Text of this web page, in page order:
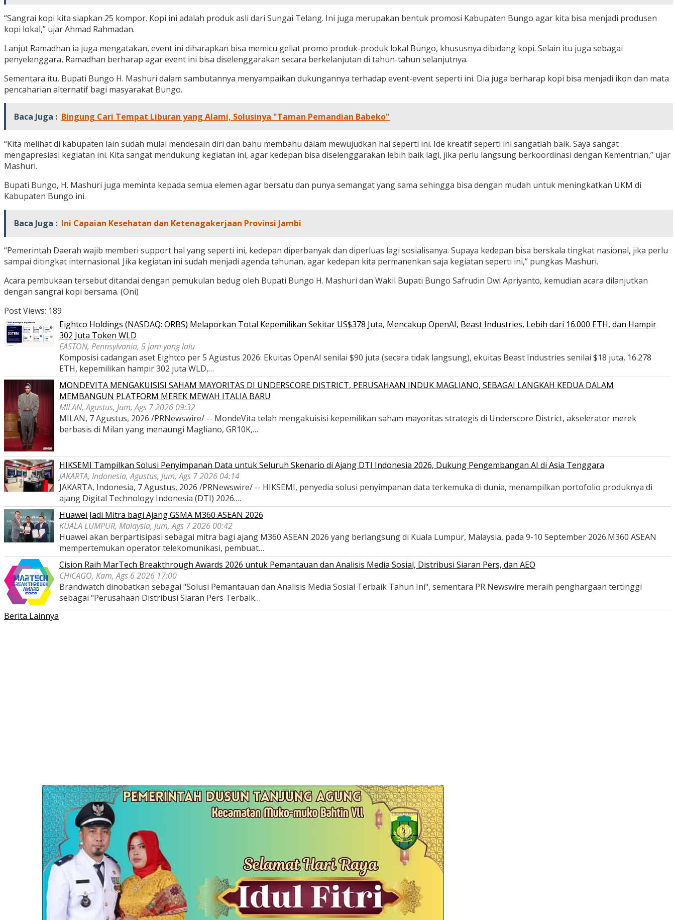
“Sangrai kopi kita siapkan 25 kompor. Kopi ini adalah produk asli dari Sungai Telang. Ini juga merupakan bentuk promosi Kabupaten Bungo agar kita bisa menjadi produsen
kopi lokal,” ujar Ahmad Rahmadan.
Lanjut Ramadhan ia juga mengatakan, event ini diharapkan bisa memicu geliat promo produk-produk lokal Bungo, khususnya dibidang kopi. Selain itu juga sebagai
penyelenggara, Ramadhan berharap agar event ini bisa diselenggarakan secara berkelanjutan di tahun-tahun selanjutnya.
Sementara itu, Bupati Bungo H. Mashuri dalam sambutannya menyampaikan dukungannya terhadap event-event seperti ini. Dia juga berharap kopi bisa menjadi ikon dan mata
pencaharian alternatif bagi masyarakat Bungo.
Baca Juga : Bingung Cari Tempat Liburan yang Alami, Solusinya "Taman Pemandian Babeko"
“Kita melihat di kabupaten lain sudah mulai mendesain diri dan bahu membahu dalam mewujudkan hal seperti ini. Ide kreatif seperti ini sangatlah baik. Saya sangat
mengapresiasi kegiatan ini. Kita sangat mendukung kegiatan ini, agar kedepan bisa diselenggarakan lebih baik lagi, jika perlu langsung berkoordinasi dengan Kementrian,” ujar
Mashuri.
Bupati Bungo, H. Mashuri juga meminta kepada semua elemen agar bersatu dan punya semangat yang sama sehingga bisa dengan mudah untuk meningkatkan UKM di
Kabupaten Bungo ini.
Baca Juga : Ini Capaian Kesehatan dan Ketenagakerjaan Provinsi Jambi
“Pemerintah Daerah wajib memberi support hal yang seperti ini, kedepan diperbanyak dan diperluas lagi sosialisanya. Supaya kedepan bisa berskala tingkat nasional, jika perlu
sampai ditingkat internasional. Jika kegiatan ini sudah menjadi agenda tahunan, agar kedepan kita permanenkan saja kegiatan seperti ini,” pungkas Mashuri.
Acara pembukaan tersebut ditandai dengan pemukulan bedug oleh Bupati Bungo H. Mashuri dan Wakil Bupati Bungo Safrudin Dwi Apriyanto, kemudian acara dilanjutkan
dengan sangrai kopi bersama. (Oni)
Post Views: 189
Eightco Holdings (NASDAQ: ORBS) Melaporkan Total Kepemilikan Sekitar US$378 Juta, Mencakup OpenAI, Beast Industries, Lebih dari 16.000 ETH, dan Hampir
302 Juta Token WLD
EASTON, Pennsylvania, 5 jam yang lalu
Komposisi cadangan aset Eightco per 5 Agustus 2026: Ekuitas OpenAI senilai $90 juta (secara tidak langsung), ekuitas Beast Industries senilai $18 juta, 16.278
ETH, kepemilikan hampir 302 juta WLD,…
MONDEVITA MENGAKUISISI SAHAM MAYORITAS DI UNDERSCORE DISTRICT, PERUSAHAAN INDUK MAGLIANO, SEBAGAI LANGKAH KEDUA DALAM
MEMBANGUN PLATFORM MEREK MEWAH ITALIA BARU
MILAN, Agustus, Jum, Ags 7 2026 09:32
MILAN, 7 Agustus, 2026 /PRNewswire/ -- MondeVita telah mengakuisisi kepemilikan saham mayoritas strategis di Underscore District, akselerator merek
berbasis di Milan yang menaungi Magliano, GR10K,…
HIKSEMI Tampilkan Solusi Penyimpanan Data untuk Seluruh Skenario di Ajang DTI Indonesia 2026, Dukung Pengembangan AI di Asia Tenggara
JAKARTA, Indonesia, Agustus, Jum, Ags 7 2026 04:14
JAKARTA, Indonesia, 7 Agustus, 2026 /PRNewswire/ -- HIKSEMI, penyedia solusi penyimpanan data terkemuka di dunia, menampilkan portofolio produknya di
ajang Digital Technology Indonesia (DTI) 2026.…
Huawei Jadi Mitra bagi Ajang GSMA M360 ASEAN 2026
KUALA LUMPUR, Malaysia, Jum, Ags 7 2026 00:42
Huawei akan berpartisipasi sebagai mitra bagi ajang M360 ASEAN 2026 yang berlangsung di Kuala Lumpur, Malaysia, pada 9-10 September 2026.M360 ASEAN
mempertemukan operator telekomunikasi, pembuat…
Cision Raih MarTech Breakthrough Awards 2026 untuk Pemantauan dan Analisis Media Sosial, Distribusi Siaran Pers, dan AEO
CHICAGO, Kam, Ags 6 2026 17:00
Brandwatch dinobatkan sebagai "Solusi Pemantauan dan Analisis Media Sosial Terbaik Tahun Ini", sementara PR Newswire meraih penghargaan tertinggi
sebagai "Perusahaan Distribusi Siaran Pers Terbaik…
Berita Lainnya